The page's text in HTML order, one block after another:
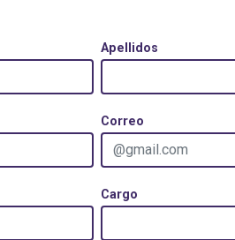
Apellidos
Correo
Cargo